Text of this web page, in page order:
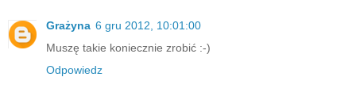
Grażyna 6 gru 2012, 10:01:00
Muszę takie koniecznie zrobić :-)
Odpowiedz